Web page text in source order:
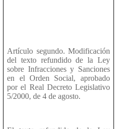
Artículo segundo. Modificación
del texto refundido de la Ley
sobre Infracciones y Sanciones
en el Orden Social, aprobado
por el Real Decreto Legislativo
5/2000, de 4 de agosto.